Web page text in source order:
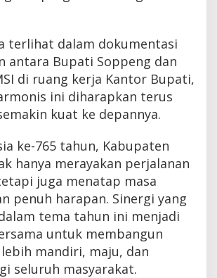
terlihat dalam dokumentasi
antara Bupati Soppeng dan
di ruang kerja Kantor Bupati,
ini diharapkan terus
kuat ke depannya.
ke-765 tahun, Kabupaten
hanya merayakan perjalanan
juga menatap masa
penuh harapan. Sinergi yang
tema tahun ini menjadi
untuk membangun
mandiri, maju, dan
seluruh masyarakat.